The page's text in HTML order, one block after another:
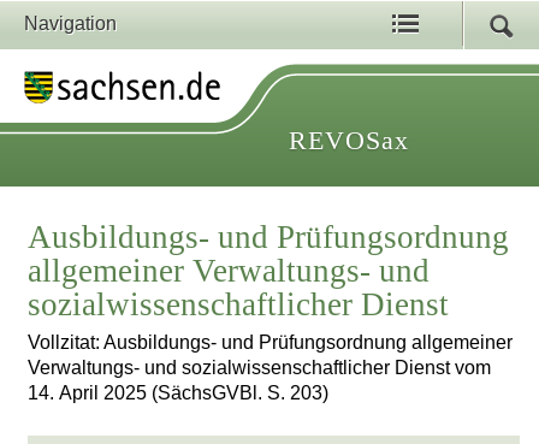
Navigation
REVOSax
Ausbildungs- und Prüfungsordnung
allgemeiner Verwaltungs- und
sozialwissenschaftlicher Dienst
Vollzitat: Ausbildungs- und Prüfungsordnung allgemeiner
Verwaltungs- und sozialwissenschaftlicher Dienst vom
14. April 2025 (SächsGVBl. S. 203)